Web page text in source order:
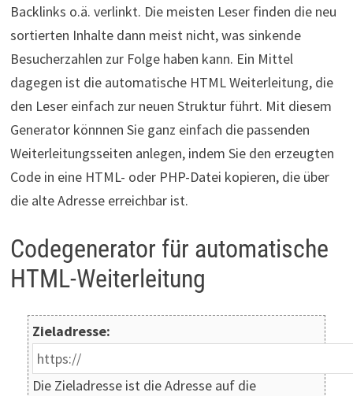
Backlinks o.ä. verlinkt. Die meisten Leser finden die neu
sortierten Inhalte dann meist nicht, was sinkende
Besucherzahlen zur Folge haben kann. Ein Mittel
dagegen ist die automatische HTML Weiterleitung, die
den Leser einfach zur neuen Struktur führt. Mit diesem
Generator könnnen Sie ganz einfach die passenden
Weiterleitungsseiten anlegen, indem Sie den erzeugten
Code in eine HTML- oder PHP-Datei kopieren, die über
die alte Adresse erreichbar ist.
Codegenerator für automatische
HTML-Weiterleitung
Zieladresse:
Die Zieladresse ist die Adresse auf die